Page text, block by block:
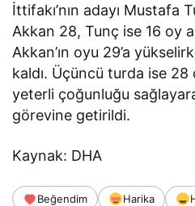
İttifakı’nın adayı Mustafa
Akkan 28, Tunç ise 16 oy
Akkan’ın oyu 29’a
kaldı. Üçüncü turda ise
yeterli çoğunluğu
görevine getirildi.
Kaynak: DHA
Beğendim Harika